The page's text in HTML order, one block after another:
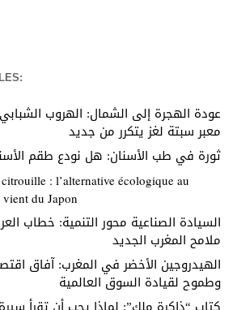
عودة الهجرة إلى الشمال: الهروب الشبابي
معبر سبتة لغز يتكرر من جديد
ثورة في طب الأسنان: هل نودع طقم
: l’alternative écologique au
du Japon
السيادة الصناعية محور التنمية: خطاب
ملامح المغرب الجديد
الهيدروجين الأخضر في المغرب: آفاق
وطموح لقيادة السوق العالمية